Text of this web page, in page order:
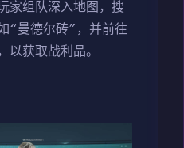
家组队深入地图，搜
“曼德尔砖”，并前往
以获取战利品。